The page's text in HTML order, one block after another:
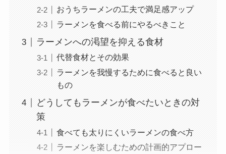
おうちラーメンの工夫で満足感アップ
ラーメンを食べる前にやるべきこと
ラーメンへの渇望を抑える食材
代替食材とその効果
ラーメンを我慢するために食べると良い
もの
どうしてもラーメンが食べたいときの対
策
食べても太りにくいラーメンの食べ方
ラーメンを楽しむための計画的アプロー